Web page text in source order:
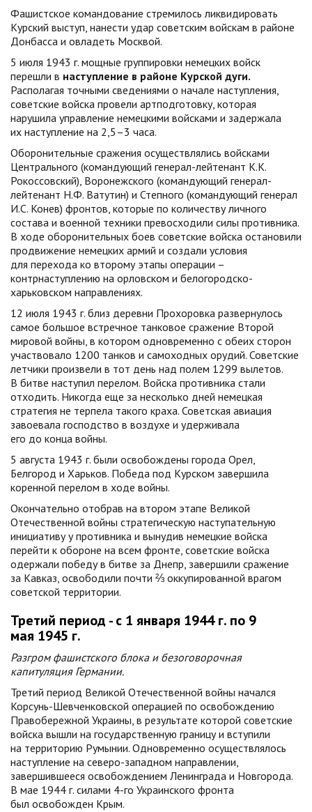
Фашистское командование стремилось ликвидировать
Курский выступ, нанести удар советским войскам в районе
Донбасса и овладеть Москвой.
5 июля 1943 г. мощные группировки немецких войск
перешли в наступление в районе Курской дуги.
Располагая точными сведениями о начале наступления,
советские войска провели артподготовку, которая
нарушила управление немецкими войсками и задержала
их наступление на 2,5–3 часа.
Оборонительные сражения осуществлялись войсками
Центрального (командующий генерал-лейтенант К.К.
Рокоссовский), Воронежского (командующий генерал-
лейтенант Н.Ф. Ватутин) и Степного (командующий генерал
И.С. Конев) фронтов, которые по количеству личного
состава и военной техники превосходили силы противника.
В ходе оборонительных боев советские войска остановили
продвижение немецких армий и создали условия
для перехода ко второму этапы операции –
контрнаступлению на орловском и белогородско-
харьковском направлениях.
12 июля 1943 г. близ деревни Прохоровка развернулось
самое большое встречное танковое сражение Второй
мировой войны, в котором одновременно с обеих сторон
участвовало 1200 танков и самоходных орудий. Советские
летчики произвели в тот день над полем 1299 вылетов.
В битве наступил перелом. Войска противника стали
отходить. Никогда еще за несколько дней немецкая
стратегия не терпела такого краха. Советская авиация
завоевала господство в воздухе и удерживала
его до конца войны.
5 августа 1943 г. были освобождены города Орел,
Белгород и Харьков. Победа под Курском завершила
коренной перелом в ходе войны.
Окончательно отобрав на втором этапе Великой
Отечественной войны стратегическую наступательную
инициативу у противника и вынудив немецкие войска
перейти к обороне на всем фронте, советские войска
одержали победу в битве за Днепр, завершили сражение
за Кавказ, освободили почти ⅔ оккупированной врагом
советской территории.
Третий период - с 1 января 1944 г. по 9
мая 1945 г.
Разгром фашистского блока и безоговорочная
капитуляция Германии.
Третий период Великой Отечественной войны начался
Корсунь-Шевченковской операцией по освобождению
Правобережной Украины, в результате которой советские
войска вышли на государственную границу и вступили
на территорию Румынии. Одновременно осуществлялось
наступление на северо-западном направлении,
завершившееся освобождением Ленинграда и Новгорода.
В мае 1944 г. силами 4-го Украинского фронта
был освобожден Крым.